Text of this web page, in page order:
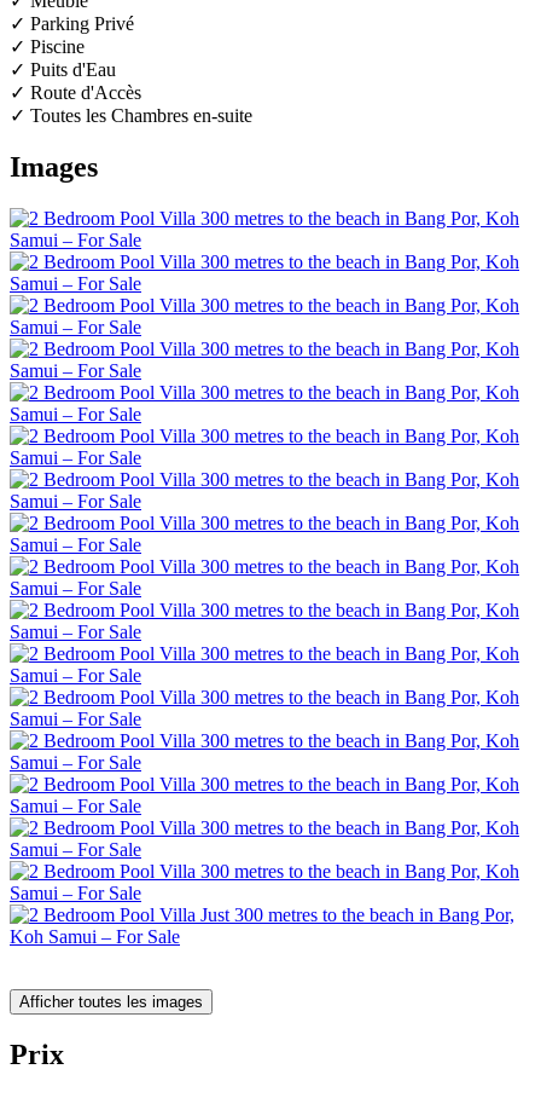
✓ Parking Privé
✓ Piscine
✓ Puits d'Eau
✓ Route d'Accès
✓ Toutes les Chambres en-suite
Images
Afficher toutes les images
Prix